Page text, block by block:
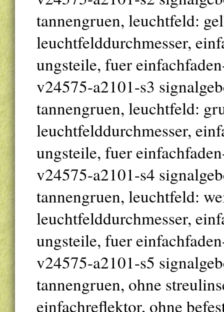
tannengruen, leuchtfeld:
leuchtfelddurchmesser,
ungsteile, fuer
v24575-a2101-s3
tannengruen, leuchtfeld:
leuchtfelddurchmesser,
ungsteile, fuer
v24575-a2101-s4
tannengruen, leuchtfeld:
leuchtfelddurchmesser,
ungsteile, fuer
v24575-a2101-s5
tannengruen, ohne
einfachreflektor, ohne